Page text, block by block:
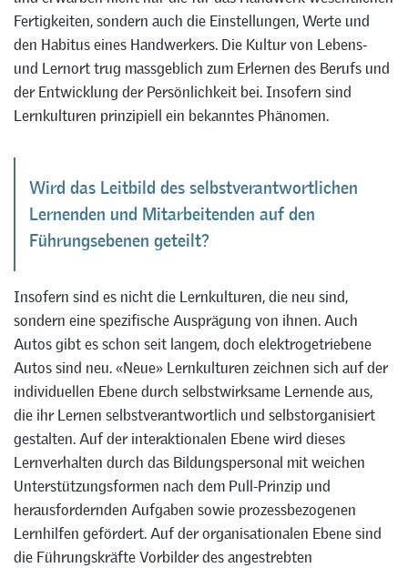
Fertigkeiten, sondern auch die Einstellungen, Werte und
den Habitus eines Handwerkers. Die Kultur von Lebens-
und Lernort trug massgeblich zum Erlernen des Berufs und
der Entwicklung der Persönlichkeit bei. Insofern sind
Lernkulturen prinzipiell ein bekanntes Phänomen.
Wird das Leitbild des selbstverantwortlichen
Lernenden und Mitarbeitenden auf den
Führungsebenen geteilt?
Insofern sind es nicht die Lernkulturen, die neu sind,
sondern eine spezifische Ausprägung von ihnen. Auch
Autos gibt es schon seit langem, doch elektrogetriebene
Autos sind neu. «Neue» Lernkulturen zeichnen sich auf der
individuellen Ebene durch selbstwirksame Lernende aus,
die ihr Lernen selbstverantwortlich und selbstorganisiert
gestalten. Auf der interaktionalen Ebene wird dieses
Lernverhalten durch das Bildungspersonal mit weichen
Unterstützungsformen nach dem Pull-Prinzip und
herausfordernden Aufgaben sowie prozessbezogenen
Lernhilfen gefördert. Auf der organisationalen Ebene sind
die Führungskräfte Vorbilder des angestrebten